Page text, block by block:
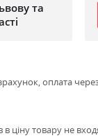
та
оплата
ціну товару не